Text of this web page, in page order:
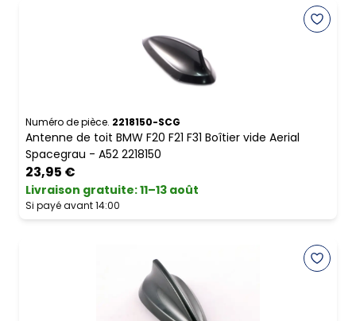
Numéro de pièce. 2218150-SCG
Antenne de toit BMW F20 F21 F31 Boîtier vide Aerial
Spacegrau - A52 2218150
23,95 €
Livraison gratuite:11–13 août
Si payé avant 14:00